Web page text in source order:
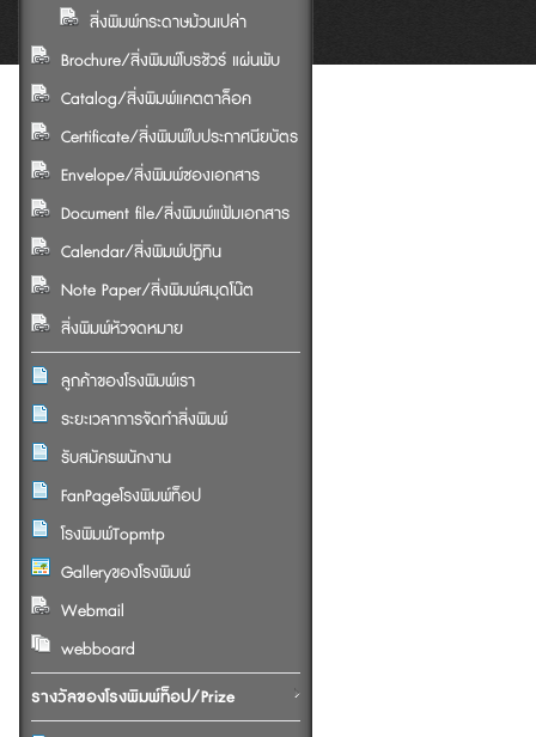
สิ่งพิมพ์กระดาษม้วนเปล่า
Brochure/สิ่งพิมพ์โบรชัวร์ แผ่นพับ
Catalog/สิ่งพิมพ์แคตตาล็อค
Certificate/สิ่งพิมพ์ใบประกาศนียบัตร
Envelope/สิ่งพิมพ์ซองเอกสาร
Document file/สิ่งพิมพ์แฟ้มเอกสาร
Calendar/สิ่งพิมพ์ปฏิทิน
Note Paper/สิ่งพิมพ์สมุดโน๊ต
สิ่งพิมพ์หัวจดหมาย
ลูกค้าของโรงพิมพ์เรา
ระยะเวลาการจัดทำสิ่งพิมพ์
รับสมัครพนักงาน
FanPageโรงพิมพ์ท็อป
โรงพิมพ์Topmtp
Galleryของโรงพิมพ์
Webmail
webboard
รางวัลของโรงพิมพ์ท็อป/Prize